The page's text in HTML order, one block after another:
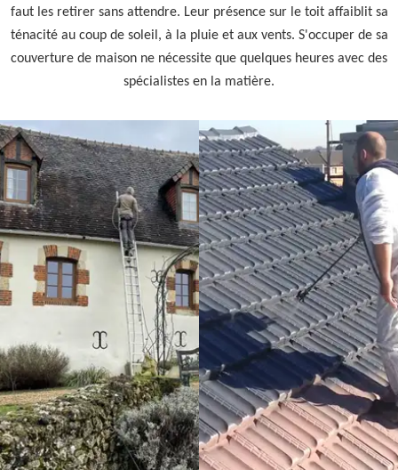
faut les retirer sans attendre. Leur présence sur le toit affaiblit sa
ténacité au coup de soleil, à la pluie et aux vents. S'occuper de sa
couverture de maison ne nécessite que quelques heures avec des
spécialistes en la matière.